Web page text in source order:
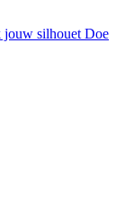
jouw silhouet Doe